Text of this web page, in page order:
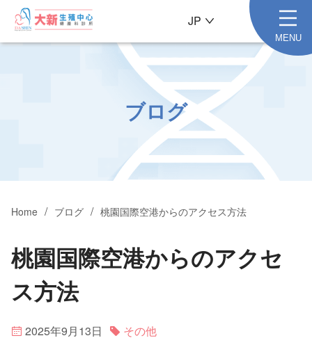
JP
MENU
ブログ
Home ブログ 桃園国際空港からのアクセス方法
桃園国際空港からのアクセ
ス方法
2025年9月13日 その他